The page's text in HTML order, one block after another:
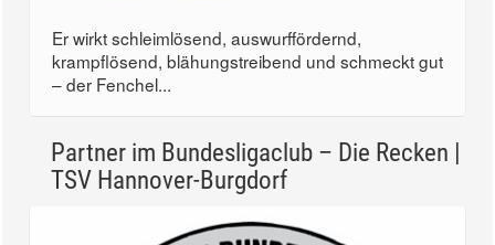
Er wirkt schleimlösend, auswurffördernd,
krampflösend, blähungstreibend und schmeckt gut
– der Fenchel...
Partner im Bundesligaclub – Die Recken |
TSV Hannover-Burgdorf